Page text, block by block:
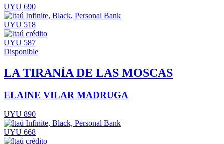
UYU 690
UYU 518
UYU 587
Disponible
LA TIRANÍA DE LAS MOSCAS
ELAINE VILAR MADRUGA
UYU 890
UYU 668